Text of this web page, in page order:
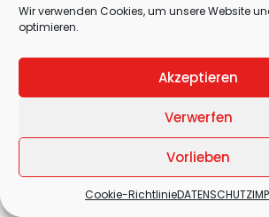
Wir verwenden Cookies, um unsere Website
optimieren.
Akzeptieren
Verwerfen
Vorlieben
Cookie-RichtlinieDATENSCHUTZ